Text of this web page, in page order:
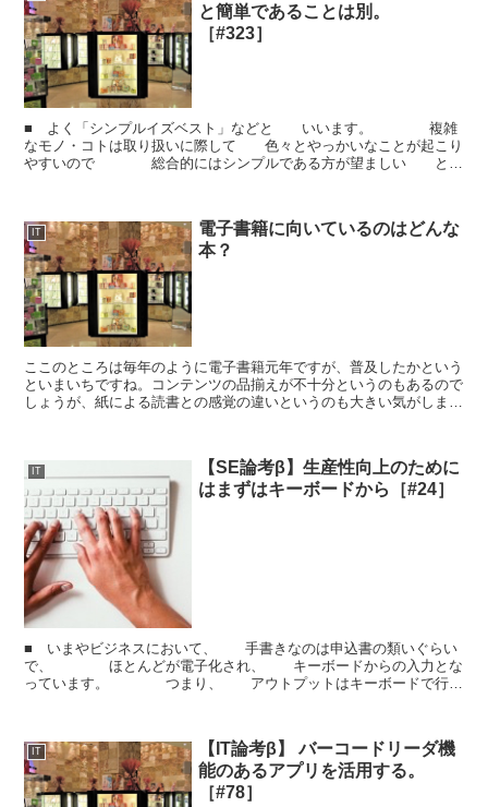
と簡単であることは別。
［#323］
■ よく「シンプルイズベスト」などと いいます。 複雑
なモノ・コトは取り扱いに際して 色々とやっかいなことが起こり
やすいので 総合的にはシンプルである方が望ましい とい
IT
電子書籍に向いているのはどんな
本？
ここのところは毎年のように電子書籍元年ですが、普及したかという
といまいちですね。コンテンツの品揃えが不十分というのもあるので
しょうが、紙による読書との感覚の違いというのも大きい気がしま
IT
【SE論考β】生産性向上のために
はまずはキーボードから［#24］
■ いまやビジネスにおいて、 手書きなのは申込書の類いぐらい
で、 ほとんどが電子化され、 キーボードからの入力とな
っています。 つまり、 アウトプットはキーボードで行わ
IT
【IT論考β】 バーコードリーダ機
能のあるアプリを活用する。
［#78］